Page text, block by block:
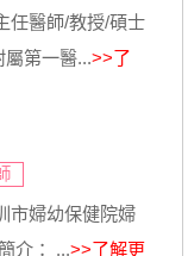
任醫師/教授/碩士
屬第一醫...>>了
市婦幼保健院婦
介： ...>>了解更